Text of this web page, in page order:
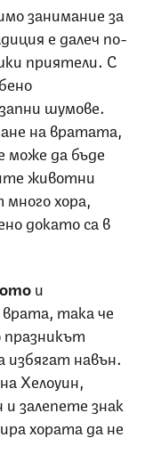
занимание за
е далеч по-
приятели. С
шумове.
на вратата,
може да бъде
животни
хора,
докато са в
и
така че
избягат навън.
Хелоуин,
залепете знак
хората да не